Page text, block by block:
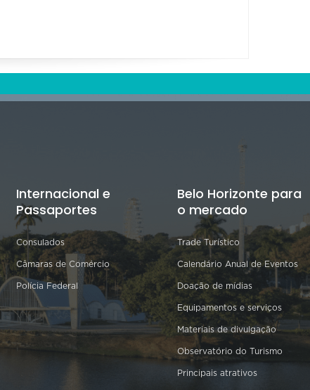
Internacional e
Passaportes
Consulados
Câmaras de Comércio
Polícia Federal
Belo Horizonte para
o mercado
Trade Turístico
Calendário Anual de Eventos
Doação de mídias
Equipamentos e serviços
Materiais de divulgação
Observatório do Turismo
Principais atrativos